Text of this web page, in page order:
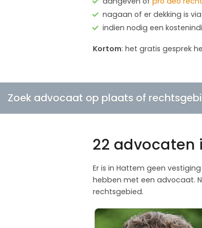
nagaan of er dekking is
indien nodig een
Kortom: het gratis gesprek
Zoek advocaat op plaats of
22 advocaten
Er is in Hattem geen
hebben met een advocaat.
rechtsgebied.